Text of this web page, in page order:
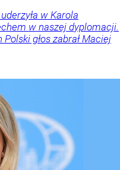
w Karola
w naszej dyplomacji.
głos zabrał Maciej